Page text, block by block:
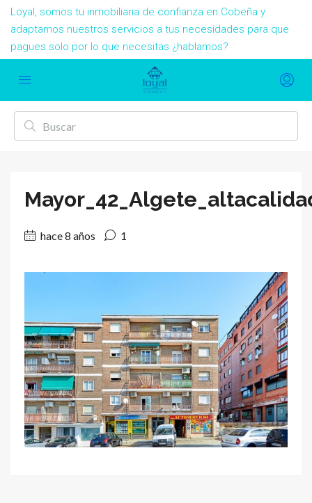
Loyal, somos tu inmobiliaria de confianza en Cobeña y
adaptamos nuestros servicios a tus necesidades para que
pagues solo por lo que necesitas ¿hablamos?
hace 8 años 1